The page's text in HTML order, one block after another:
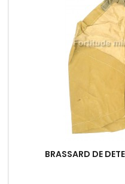
BRASSARD DE